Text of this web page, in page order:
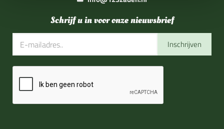
Schrijf u in voor onze nieuwsbrief
Inschrijven